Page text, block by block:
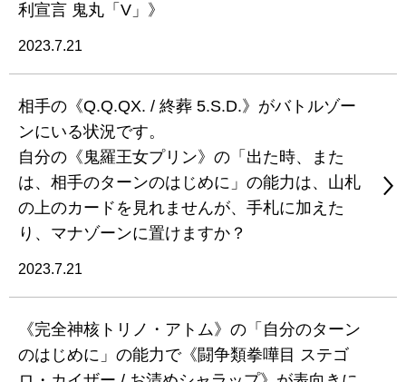
利宣言 鬼丸「V」》
2023.7.21
相手の《Q.Q.QX. / 終葬 5.S.D.》がバトルゾー
ンにいる状況です。
自分の《鬼羅王女プリン》の「出た時、また
は、相手のターンのはじめに」の能力は、山札
の上のカードを見れませんが、手札に加えた
り、マナゾーンに置けますか？
2023.7.21
《完全神核トリノ・アトム》の「自分のターン
のはじめに」の能力で《闘争類拳嘩目 ステゴ